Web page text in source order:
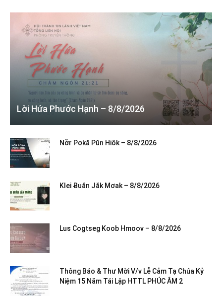
Lời Hứa Phước Hạnh – 8/8/2026
Nơ̆r Pơkă Pŭn Hiôk – 8/8/2026
Klei Ƀuăn Jăk Mơak – 8/8/2026
Lus Cogtseg Koob Hmoov – 8/8/2026
Thông Báo & Thư Mời V/v Lễ Cảm Tạ Chúa Kỷ
Niệm 15 Năm Tái Lập HTTL PHÚC ÂM 2